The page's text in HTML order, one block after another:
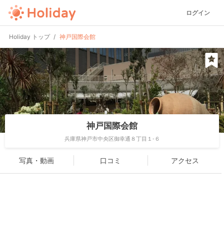
ログイン
Holiday トップ 神戸国際会館
神戸国際会館
兵庫県神戸市中央区御幸通８丁目１-６
写真・動画 口コミ アクセス